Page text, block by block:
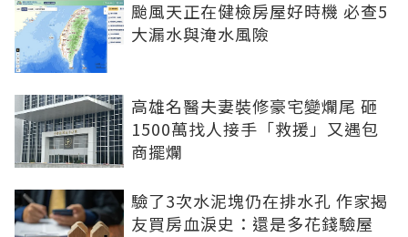
颱風天正在健檢房屋好時機 必查5
大漏水與淹水風險
高雄名醫夫妻裝修豪宅變爛尾 砸
1500萬找人接手「救援」又遇包
商擺爛
驗了3次水泥塊仍在排水孔 作家揭
友買房血淚史：還是多花錢驗屋